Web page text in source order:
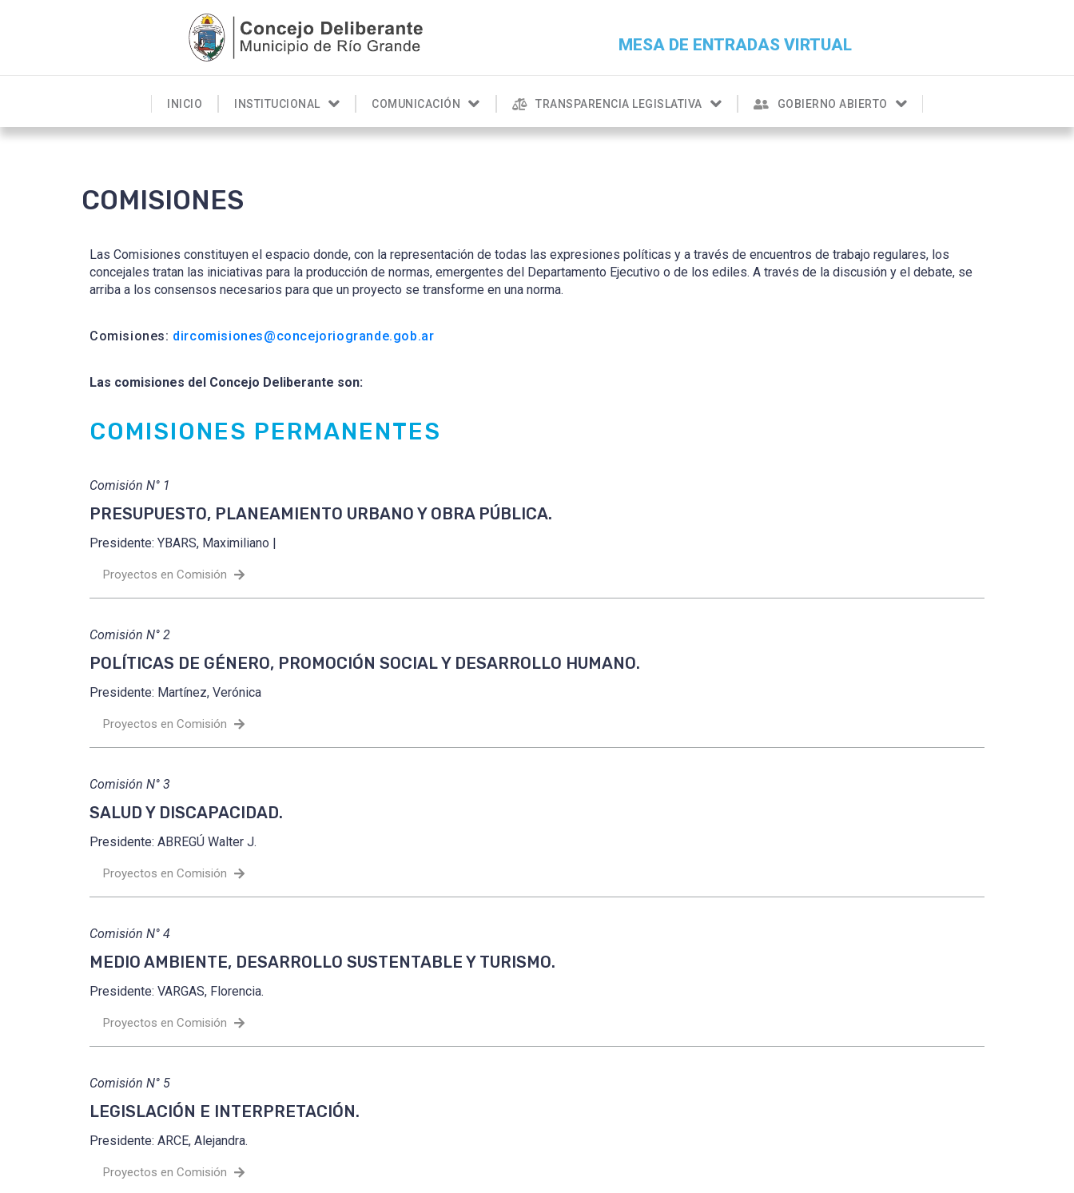
MESA DE ENTRADAS VIRTUAL
INICIO INSTITUCIONAL COMUNICACIÓN TRANSPARENCIA LEGISLATIVA GOBIERNO ABIERTO
COMISIONES
Las Comisiones constituyen el espacio donde, con la representación de todas las expresiones políticas y a través de encuentros de trabajo regulares, los
concejales tratan las iniciativas para la producción de normas, emergentes del Departamento Ejecutivo o de los ediles. A través de la discusión y el debate, se
arriba a los consensos necesarios para que un proyecto se transforme en una norma.
Comisiones: dircomisiones@concejoriogrande.gob.ar
Las comisiones del Concejo Deliberante son:
COMISIONES PERMANENTES
Comisión N° 1
PRESUPUESTO, PLANEAMIENTO URBANO Y OBRA PÚBLICA.
Presidente: YBARS, Maximiliano |
Proyectos en Comisión
Comisión N° 2
POLÍTICAS DE GÉNERO, PROMOCIÓN SOCIAL Y DESARROLLO HUMANO.
Presidente: Martínez, Verónica
Proyectos en Comisión
Comisión N° 3
SALUD Y DISCAPACIDAD.
Presidente: ABREGÚ Walter J.
Proyectos en Comisión
Comisión N° 4
MEDIO AMBIENTE, DESARROLLO SUSTENTABLE Y TURISMO.
Presidente: VARGAS, Florencia.
Proyectos en Comisión
Comisión N° 5
LEGISLACIÓN E INTERPRETACIÓN.
Presidente: ARCE, Alejandra.
Proyectos en Comisión